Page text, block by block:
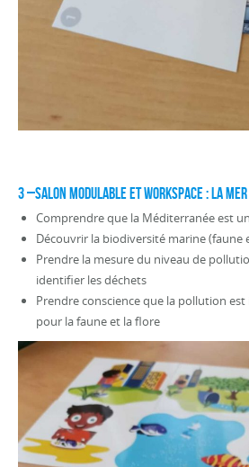
3 –SALON MODULABLE ET WORKSPACE :
Comprendre que la Méditerranée est
Découvrir la biodiversité marine (faune
Prendre la mesure du niveau de
identifier les déchets
Prendre conscience que la pollution
pour la faune et la flore